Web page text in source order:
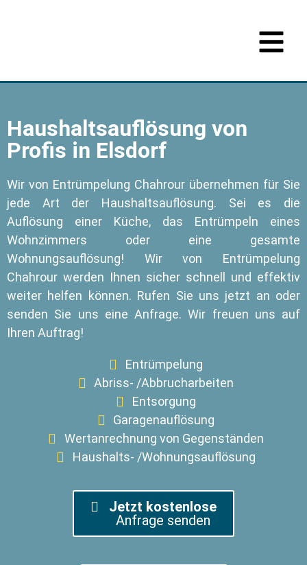
Haushaltsauflösung von
Profis in Elsdorf
Wir von Entrümpelung Chahrour übernehmen für Sie
jede Art der Haushaltsauflösung. Sei es die
Auflösung einer Küche, das Entrümpeln eines
Wohnzimmers oder eine gesamte
Wohnungsauflösung! Wir von Entrümpelung
Chahrour werden Ihnen sicher schnell und effektiv
weiter helfen können. Rufen Sie uns jetzt an oder
senden Sie uns eine Anfrage. Wir freuen uns auf
Ihren Auftrag!
Entrümpelung
Abriss- /Abbrucharbeiten
Entsorgung
Garagenauflösung
Wertanrechnung von Gegenständen
Haushalts- /Wohnungsauflösung
Jetzt kostenlose
Anfrage senden